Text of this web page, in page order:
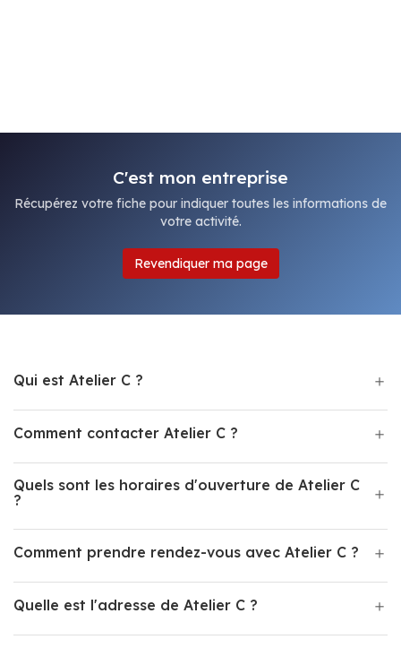
C'est mon entreprise
Récupérez votre fiche pour indiquer toutes les informations de
votre activité.
Revendiquer ma page
Qui est Atelier C ?
Comment contacter Atelier C ?
Quels sont les horaires d'ouverture de Atelier C
?
Comment prendre rendez-vous avec Atelier C ?
Quelle est l'adresse de Atelier C ?